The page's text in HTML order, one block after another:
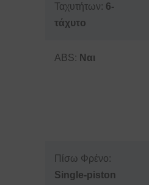
Ταχυτήτων: 6-
τάχυτο
ABS: Ναι
Πίσω Φρένο:
Single-piston